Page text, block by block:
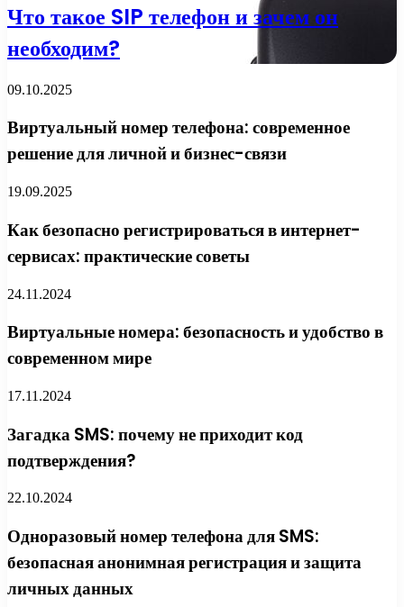
Что такое SIP телефон и зачем он
необходим?
09.10.2025
Виртуальный номер телефона: современное
решение для личной и бизнес-связи
19.09.2025
Как безопасно регистрироваться в интернет-
сервисах: практические советы
24.11.2024
Виртуальные номера: безопасность и удобство в
современном мире
17.11.2024
Загадка SMS: почему не приходит код
подтверждения?
22.10.2024
Одноразовый номер телефона для SMS:
безопасная анонимная регистрация и защита
личных данных